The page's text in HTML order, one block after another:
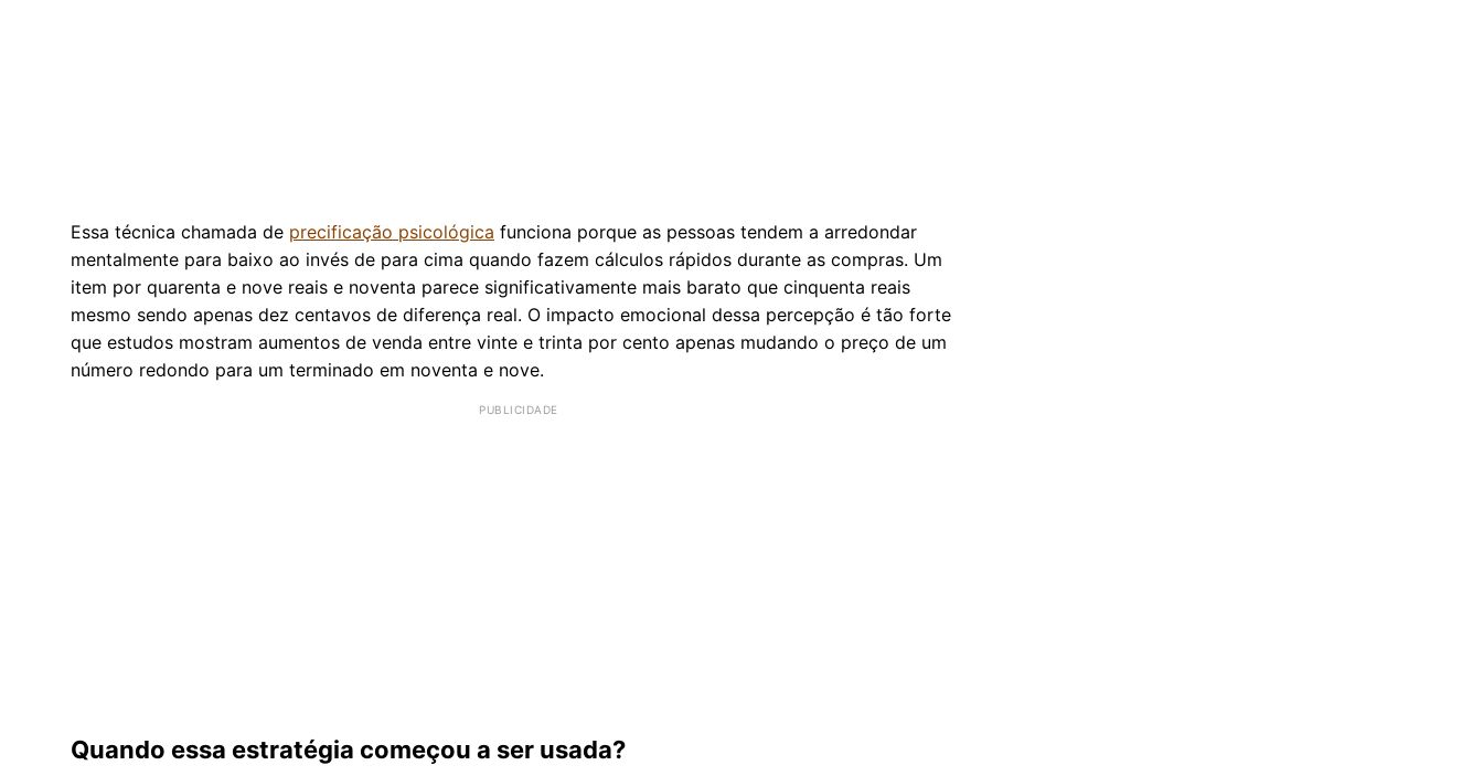
Essa técnica chamada de precificação psicológica funciona porque as pessoas tendem a arredondar
mentalmente para baixo ao invés de para cima quando fazem cálculos rápidos durante as compras. Um
item por quarenta e nove reais e noventa parece significativamente mais barato que cinquenta reais
mesmo sendo apenas dez centavos de diferença real. O impacto emocional dessa percepção é tão forte
que estudos mostram aumentos de venda entre vinte e trinta por cento apenas mudando o preço de um
número redondo para um terminado em noventa e nove.
Quando essa estratégia começou a ser usada?